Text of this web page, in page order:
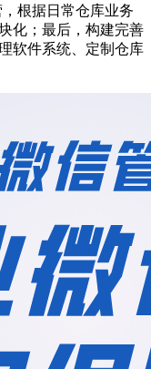
根据日常仓库业务
化；最后，构建完善
软件系统、定制仓库